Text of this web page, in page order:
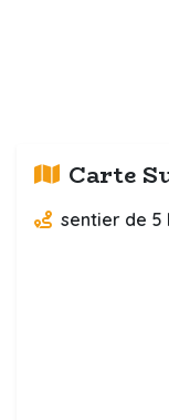
Carte
sentier de 5